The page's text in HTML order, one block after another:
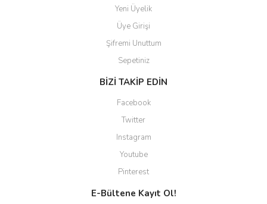
Yeni Üyelik
Üye Girişi
Şifremi Unuttum
Sepetiniz
BİZİ TAKİP EDİN
Facebook
Twitter
Instagram
Youtube
Pinterest
E-Bültene Kayıt Ol!